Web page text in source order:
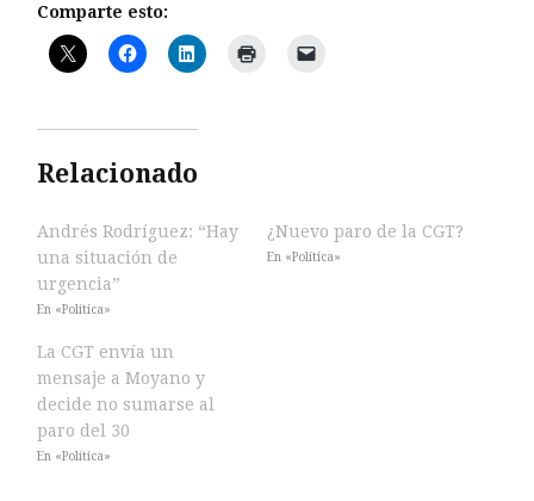
Comparte esto:
Relacionado
Andrés Rodríguez: “Hay
una situación de
urgencia”
En «Política»
¿Nuevo paro de la CGT?
En «Política»
La CGT envía un
mensaje a Moyano y
decide no sumarse al
paro del 30
En «Política»